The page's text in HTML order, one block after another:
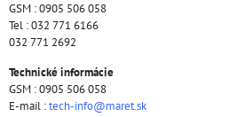
GSM : 0905 506 058
Tel : 032 771 6166
032 771 2692
Technické informácie
GSM : 0905 506 058
E-mail :tech-info@maret.sk